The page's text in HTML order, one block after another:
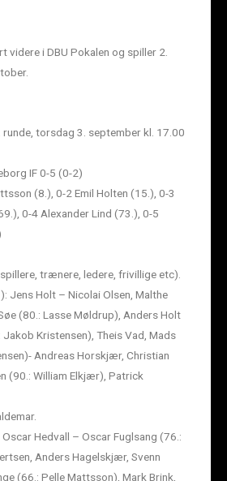
videre i DBU Pokalen og spiller 2.
runde, torsdag 3. september kl. 17.00
IF 0-5 (0-2)
(8.), 0-2 Emil Holten (15.), 0-3
0-4 Alexander Lind (73.), 0-5
trænere, ledere, frivillige etc).
Jens Holt – Nicolai Olsen, Malthe
(80.: Lasse Møldrup), Anders Holt
Jakob Kristensen), Theis Vad, Mads
Andreas Horskjær, Christian
(90.: William Elkjær), Patrick
Hedvall – Oscar Fuglsang (76.:
Anders Hagelskjær, Svenn
(66.: Pelle Mattsson), Mark Brink,